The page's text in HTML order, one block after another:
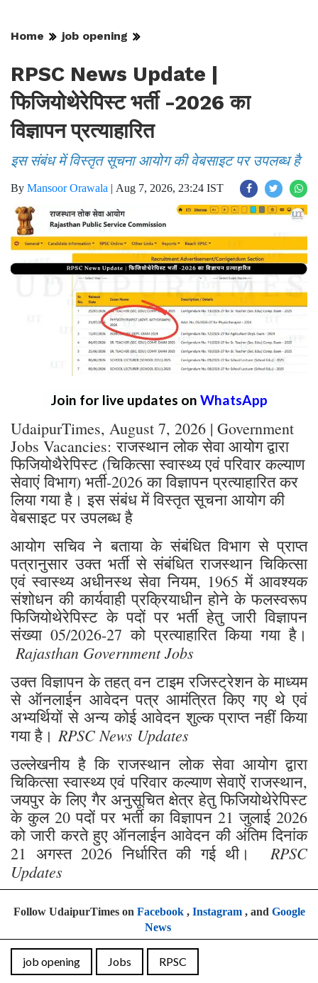
Home job opening
RPSC News Update |
फिजियोथेरेपिस्ट भर्ती -2026 का
विज्ञापन प्रत्याहारित
इस संबंध में विस्तृत सूचना आयोग की वेबसाइट पर उपलब्ध है
By Mansoor Orawala | Aug 7, 2026, 23:24 IST
Join for live updates on WhatsApp
UdaipurTimes, August 7, 2026 | Government
Jobs Vacancies: राजस्थान लोक सेवा आयोग द्वारा
फिजियोथैरेपिस्ट (चिकित्सा स्वास्थ्य एवं परिवार कल्याण
सेवाएं विभाग) भर्ती-2026 का विज्ञापन प्रत्याहारित कर
लिया गया है। इस संबंध में विस्तृत सूचना आयोग की
वेबसाइट पर उपलब्ध है
आयोग सचिव ने बताया के संबंधित विभाग से प्राप्त
पत्रानुसार उक्त भर्ती से संबंधित राजस्थान चिकित्सा
एवं स्वास्थ्य अधीनस्थ सेवा नियम, 1965 में आवश्यक
संशोधन की कार्यवाही प्रक्रियाधीन होने के फलस्वरूप
फिजियोथेरेपिस्ट के पदों पर भर्ती हेतु जारी विज्ञापन
संख्या 05/2026-27 को प्रत्याहारित किया गया है।
Rajasthan Government Jobs
उक्त विज्ञापन के तहत् वन टाइम रजिस्ट्रेशन के माध्यम
से ऑनलाईन आवेदन पत्र आमंत्रित किए गए थे एवं
अभ्यर्थियों से अन्य कोई आवेदन शुल्क प्राप्त नहीं किया
गया है। RPSC News Updates
उल्लेखनीय है कि राजस्थान लोक सेवा आयोग द्वारा
चिकित्सा स्वास्थ्य एवं परिवार कल्याण सेवाऐं राजस्थान,
जयपुर के लिए गैर अनुसूचित क्षेत्र हेतु फिजियोथेरेपिस्ट
के कुल 20 पदों पर भर्ती का विज्ञापन 21 जुलाई 2026
को जारी करते हुए ऑनलाईन आवेदन की अंतिम दिनांक
21 अगस्त 2026 निर्धारित की गई थी। RPSC
Updates
Follow UdaipurTimes on Facebook, Instagram, and Google
News
job opening Jobs RPSC